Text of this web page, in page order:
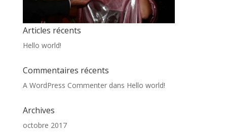
Articles récents
Hello world!
Commentaires récents
A WordPress Commenterdans Hello world!
Archives
octobre 2017